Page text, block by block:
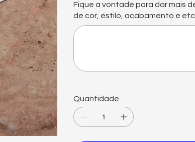
Fique a vontade para dar mais
de cor, estilo, acabamento e
500
caracteres.
Quantidade